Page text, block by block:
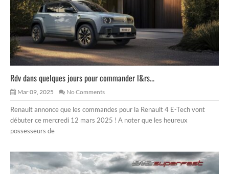
Rdv dans quelques jours pour commander l&rs...
Mar 09, 2025 No Comments
Renault annonce que les commandes pour la Renault 4 E-Tech vont
débuter ce mercredi 12 mars 2025 ! A noter que les heureux
possesseurs de